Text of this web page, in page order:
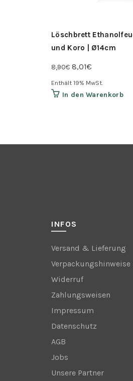
Löschbrett
und Koro | Ø14cm
8,90€ Ursprünglicher
war:
8,01€
ist:
Enthält 19% MwSt.
In den Warenkorb
INFOS
Versand & Lieferung
Verpackungshinweise
Widerruf
Zahlungsweisen
Impressum
Datenschutz
AGB
Jobs
Unsere Partner